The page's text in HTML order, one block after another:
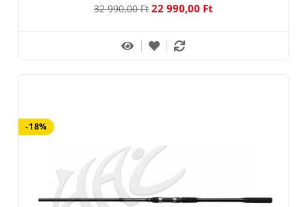
32 990,00 Ft 22 990,00 Ft
-18%